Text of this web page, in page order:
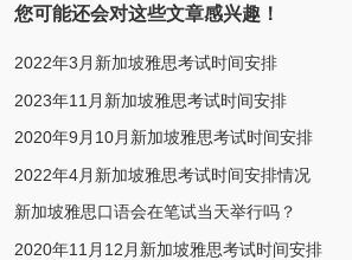
您可能还会对这些文章感兴趣！
2022年3月新加坡雅思考试时间安排
2023年11月新加坡雅思考试时间安排
2020年9月10月新加坡雅思考试时间安排
2022年4月新加坡雅思考试时间安排情况
新加坡雅思口语会在笔试当天举行吗？
2020年11月12月新加坡雅思考试时间安排